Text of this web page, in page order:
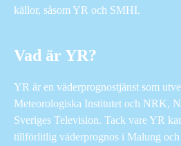
källor, såsom YR och SMHI.
Vad är YR?
YR är en väderprognostjänst som
Meteorologiska Institutet och NRK,
Sveriges Television. Tack vare YR
tillförlitlig väderprognos i Malung och